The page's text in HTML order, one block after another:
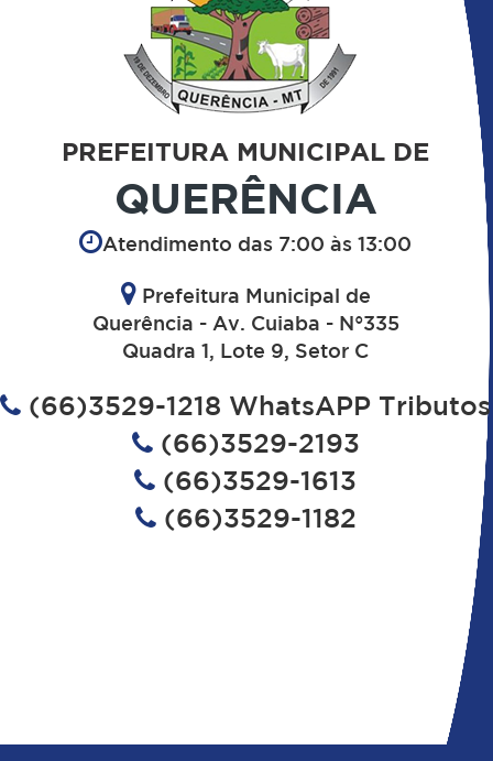
PREFEITURA MUNICIPAL DE
QUERÊNCIA
Atendimento das 7:00 às 13:00
Prefeitura Municipal de
Querência - Av. Cuiaba - N°335
Quadra 1, Lote 9, Setor C
(66)3529-1218 WhatsAPP Tributos
(66)3529-2193
(66)3529-1613
(66)3529-1182